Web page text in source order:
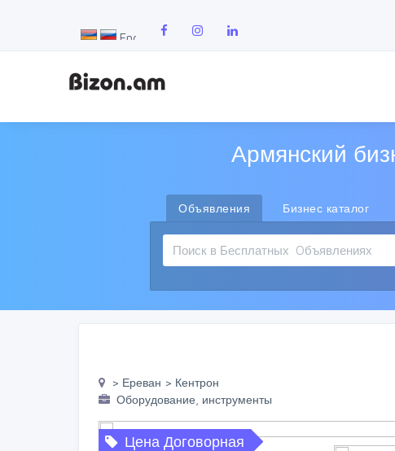
Армянский
Объявления Бизнес каталог
> Ереван > Кентрон
Оборудование, инструменты
Цена Договорная